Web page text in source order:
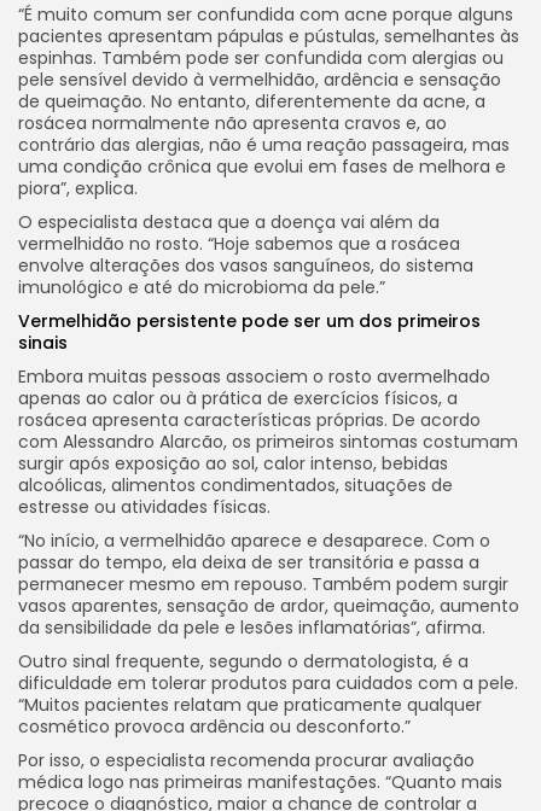
“É muito comum ser confundida com acne porque alguns
pacientes apresentam pápulas e pústulas, semelhantes às
espinhas. Também pode ser confundida com alergias ou
pele sensível devido à vermelhidão, ardência e sensação
de queimação. No entanto, diferentemente da acne, a
rosácea normalmente não apresenta cravos e, ao
contrário das alergias, não é uma reação passageira, mas
uma condição crônica que evolui em fases de melhora e
piora”, explica.
O especialista destaca que a doença vai além da
vermelhidão no rosto. “Hoje sabemos que a rosácea
envolve alterações dos vasos sanguíneos, do sistema
imunológico e até do microbioma da pele.”
Vermelhidão persistente pode ser um dos primeiros
sinais
Embora muitas pessoas associem o rosto avermelhado
apenas ao calor ou à prática de exercícios físicos, a
rosácea apresenta características próprias. De acordo
com Alessandro Alarcão, os primeiros sintomas costumam
surgir após exposição ao sol, calor intenso, bebidas
alcoólicas, alimentos condimentados, situações de
estresse ou atividades físicas.
“No início, a vermelhidão aparece e desaparece. Com o
passar do tempo, ela deixa de ser transitória e passa a
permanecer mesmo em repouso. Também podem surgir
vasos aparentes, sensação de ardor, queimação, aumento
da sensibilidade da pele e lesões inflamatórias”, afirma.
Outro sinal frequente, segundo o dermatologista, é a
dificuldade em tolerar produtos para cuidados com a pele.
“Muitos pacientes relatam que praticamente qualquer
cosmético provoca ardência ou desconforto.”
Por isso, o especialista recomenda procurar avaliação
médica logo nas primeiras manifestações. “Quanto mais
precoce o diagnóstico, maior a chance de controlar a